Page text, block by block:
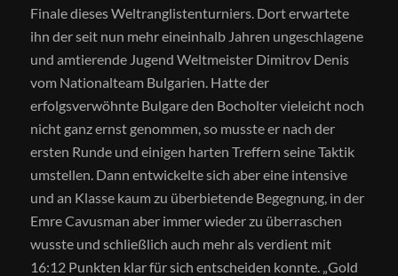
Finale dieses Weltranglistenturniers. Dort erwartete
ihn der seit nun mehr eineinhalb Jahren ungeschlagene
und amtierende Jugend Weltmeister Dimitrov Denis
vom Nationalteam Bulgarien. Hatte der
erfolgsverwöhnte Bulgare den Bocholter vieleicht noch
nicht ganz ernst genommen, so musste er nach der
ersten Runde und einigen harten Treffern seine Taktik
umstellen. Dann entwickelte sich aber eine intensive
und an Klasse kaum zu überbietende Begegnung, in der
Emre Cavusman aber immer wieder zu überraschen
wusste und schließlich auch mehr als verdient mit
16:12 Punkten klar für sich entscheiden konnte. „Gold